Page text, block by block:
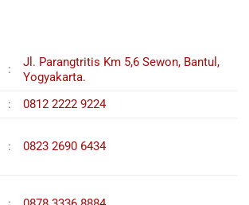
:
Jl. Parangtritis Km 5,6 Sewon, Bantul,
Yogyakarta.
:
0812 2222 9224
: 0823 2690 6434